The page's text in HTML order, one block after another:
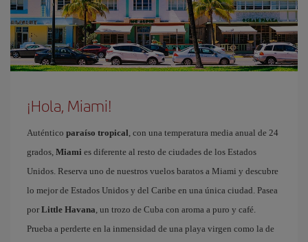
¡Hola, Miami!
Auténtico paraíso tropical, con una temperatura media anual de 24
grados, Miami es diferente al resto de ciudades de los Estados
Unidos. Reserva uno de nuestros vuelos baratos a Miami y descubre
lo mejor de Estados Unidos y del Caribe en una única ciudad. Pasea
por Little Havana, un trozo de Cuba con aroma a puro y café.
Prueba a perderte en la inmensidad de una playa virgen como la de